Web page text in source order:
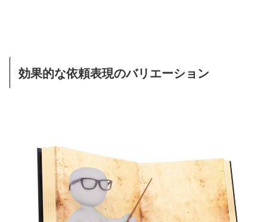
効果的な依頼表現のバリエーション